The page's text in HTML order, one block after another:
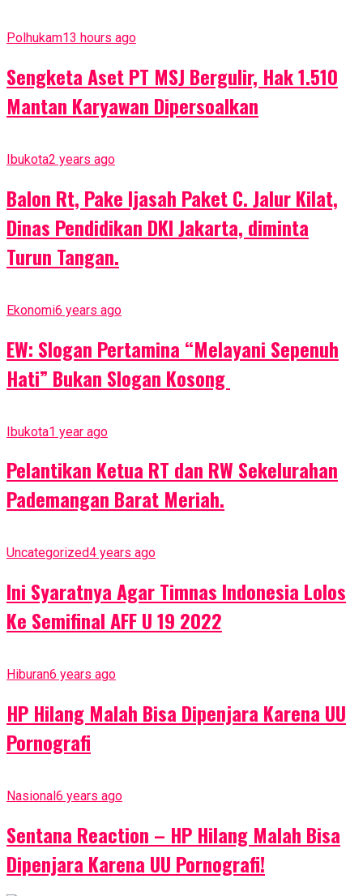
Polhukam13 hours ago
Sengketa Aset PT MSJ Bergulir, Hak 1.510
Mantan Karyawan Dipersoalkan
Ibukota2 years ago
Balon Rt, Pake Ijasah Paket C. Jalur Kilat,
Dinas Pendidikan DKI Jakarta, diminta
Turun Tangan.
Ekonomi6 years ago
EW: Slogan Pertamina “Melayani Sepenuh
Hati” Bukan Slogan Kosong
Ibukota1 year ago
Pelantikan Ketua RT dan RW Sekelurahan
Pademangan Barat Meriah.
Uncategorized4 years ago
Ini Syaratnya Agar Timnas Indonesia Lolos
Ke Semifinal AFF U 19 2022
Hiburan6 years ago
HP Hilang Malah Bisa Dipenjara Karena UU
Pornografi
Nasional6 years ago
Sentana Reaction – HP Hilang Malah Bisa
Dipenjara Karena UU Pornografi!